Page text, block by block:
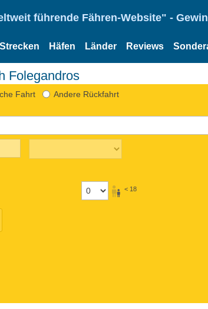
führende Fähren-Website" -
Strecken Häfen Länder Reviews
Folegandros
Fahrt Andere Rückfahrt
< 18